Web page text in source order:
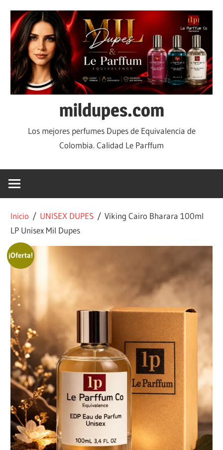
mildupes.com
Los mejores perfumes Dupes de Equivalencia de
Colombia. Calidad Le Parffum
Inicio / UNISEX DUPES / Viking Cairo Bharara 100ml
LP Unisex Mil Dupes
¡Oferta!